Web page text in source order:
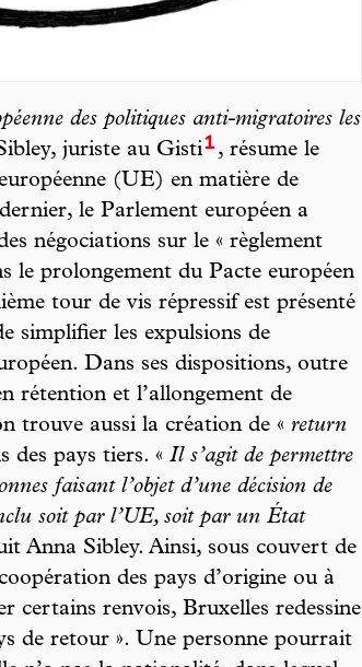
des politiques anti-migratoires les
juriste au Gisti1 , résume le
(UE) en matière de
le Parlement européen a
négociations sur le « règlement
le prolongement du Pacte européen
tour de vis répressif est présenté
simplifier les expulsions de
Dans ses dispositions, outre
rétention et l’allongement de
trouve aussi la création de « return
des pays tiers. « Il s’agit de permettre
faisant l’objet d’une décision de
soit par l’UE, soit par un État
Anna Sibley. Ainsi, sous couvert de
des pays d’origine ou à
certains renvois, Bruxelles redessine
de retour ». Une personne pourrait